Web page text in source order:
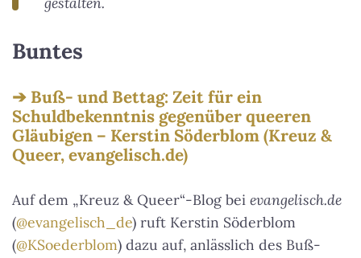
Buntes
Buß- und Bettag: Zeit für ein
Schuldbekenntnis gegenüber queeren
Gläubigen – Kerstin Söderblom (Kreuz &
Queer, evangelisch.de)
Auf dem „Kreuz & Queer“-Blog bei evangelisch.de
(@evangelisch_de) ruft Kerstin Söderblom
(@KSoederblom) dazu auf, anlässlich des Buß-